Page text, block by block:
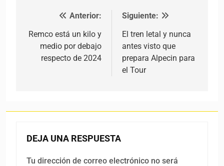
Navegación de entradas
Anterior:
Remco está un kilo y
medio por debajo
respecto de 2024
Siguiente:
El tren letal y nunca
antes visto que
prepara Alpecin para
el Tour
DEJA UNA RESPUESTA
Tu dirección de correo electrónico no será